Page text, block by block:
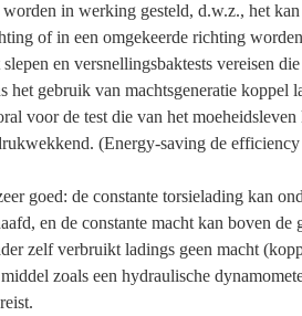
in werking gesteld, d.w.z., het
of in een omgekeerde richting
en versnellingsbaktests vereisen
het gebruik van machtsgeneratie koppel
voor de test die van het
(Energy-saving de
goed: de constante torsielading kan
en de constante macht kan boven de
zelf verbruikt ladings geen macht
zoals een hydraulische